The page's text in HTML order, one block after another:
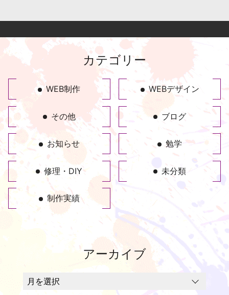
カテゴリー
WEB制作 WEBデザイン
その他 ブログ
お知らせ 勉学
修理・DIY 未分類
制作実績
アーカイブ